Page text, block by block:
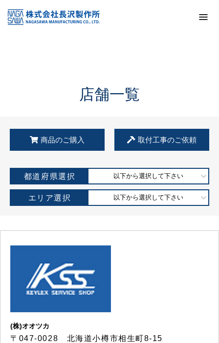
KSS加盟店・取扱店情報
店舗一覧
店舗一覧
商品のご購入 取付工事のご依頼
都道府県選択 以下から選択して下さい
エリア選択 以下から選択して下さい
(株)オオツカ
〒047-0028 北海道小樽市相生町8-15